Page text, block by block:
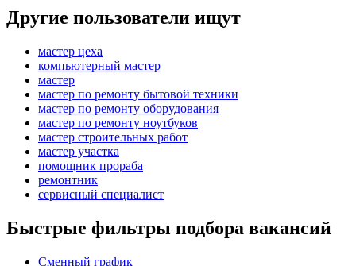
Другие пользователи ищут
мастер цеха
компьютерный мастер
мастер
мастер по ремонту бытовой техники
мастер по ремонту оборудования
мастер по ремонту ноутбуков
мастер строительных работ
мастер участка
помощник прораба
ремонтник
сервисный специалист
Быстрые фильтры подбора вакансий
Сменный график